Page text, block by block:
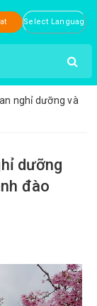
nghỉ dưỡng và
dưỡng
đào